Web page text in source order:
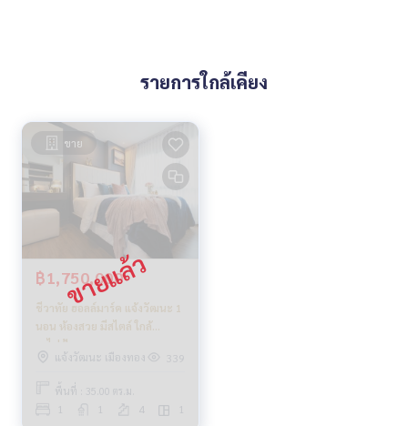
รายการใกล้เคียง
ขาย
฿1,750,000
ชีวาทัย ฮอลล์มาร์ค แจ้งวัฒนะ 1
นอน ห้องสวย มีสไตล์ ใกล้
รถไฟฟ้า
แจ้งวัฒนะ เมืองทอง
339
พื้นที่ : 35.00 ตร.ม.
4